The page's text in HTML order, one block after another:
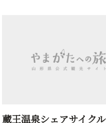
蔵王温泉シェアサイクル